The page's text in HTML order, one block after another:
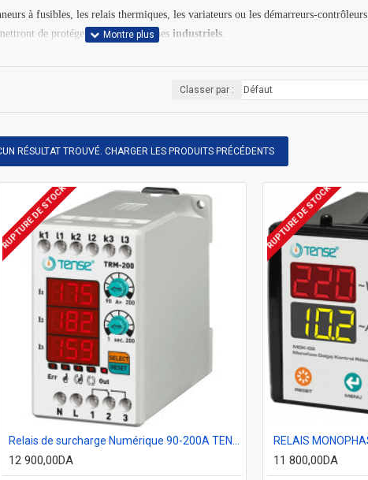
à fusibles, les relais thermiques, les variateurs ou les démarreurs-
de protéger vos automatismes industriels.
Classer par :
RÉSULTAT TROUVÉ. CHARGER LES PRODUITS PRÉCÉDENTS
RUPTURE DE STOCK
12 900,00DA
RUPTURE DE STOCK
11 800,00DA